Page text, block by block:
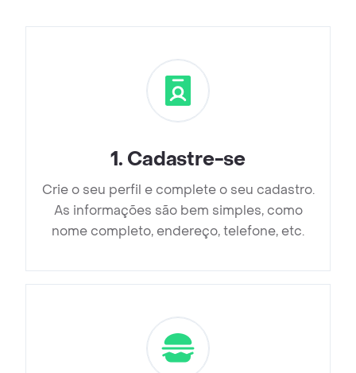
1. Cadastre-se
Crie o seu perfil e complete o seu cadastro.
As informações são bem simples, como
nome completo, endereço, telefone, etc.